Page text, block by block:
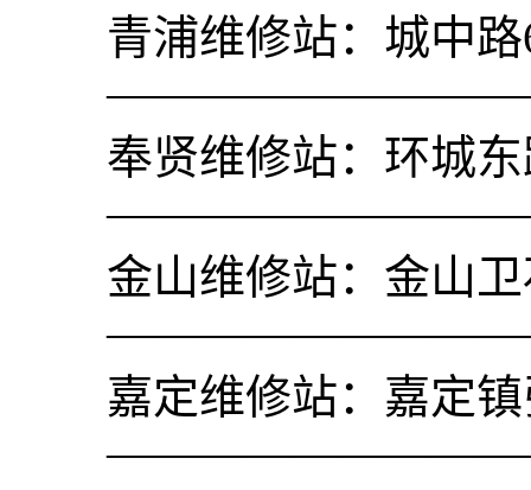
青浦维修站：城中
奉贤维修站：环城
金山维修站：金山
嘉定维修站：嘉定